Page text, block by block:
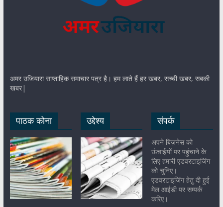
अमर उजियारा साप्ताहिक समाचार पत्र है। हम लाते हैं हर खबर, सच्ची खबर, सबकी
खबर|
पाठक कोना उद्देश्य संपर्क
अपने बिज़नेस को
ऊंचाईयों पर पहुंचाने के
लिए हमारी एडवरटाइजिंग
को चुनिए।
एडवरटाइजिंग हेतु दी हुई
मेल आईडी पर सम्पर्क
करिए।